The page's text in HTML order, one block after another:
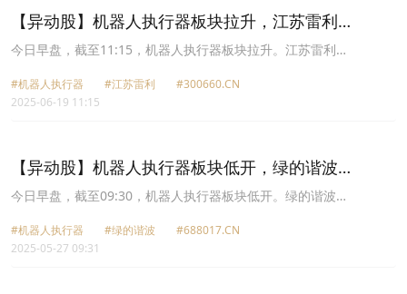
21.65元。
【异动股】机器人执行器板块拉升，江苏雷利
(300660.CN)涨12.09%
今日早盘，截至11:15，机器人执行器板块拉升。江苏雷利
26.45元，汉宇集团(300403.CN)涨3.29%报14.75元，步科股份
(688160.CN)涨2.96%报84.2元，拓普集团(601689.CN)涨2.85%报
123.79元。
#机器人执行器 #江苏雷利
#300660.CN
2025-06-19 11:15
【异动股】机器人执行器板块低开，绿的谐波
(688017.CN)跌7.59%
今日早盘，截至09:30，机器人执行器板块低开。绿的谐波
53.03元，万里扬(002434.CN)跌3.73%报7.49元，三花智控
(002050.CN)跌1.88%报26.04元，日发精机(002520.CN)跌1.60%报
#机器人执行器 #绿的谐波
#688017.CN
2025-05-27 09:31